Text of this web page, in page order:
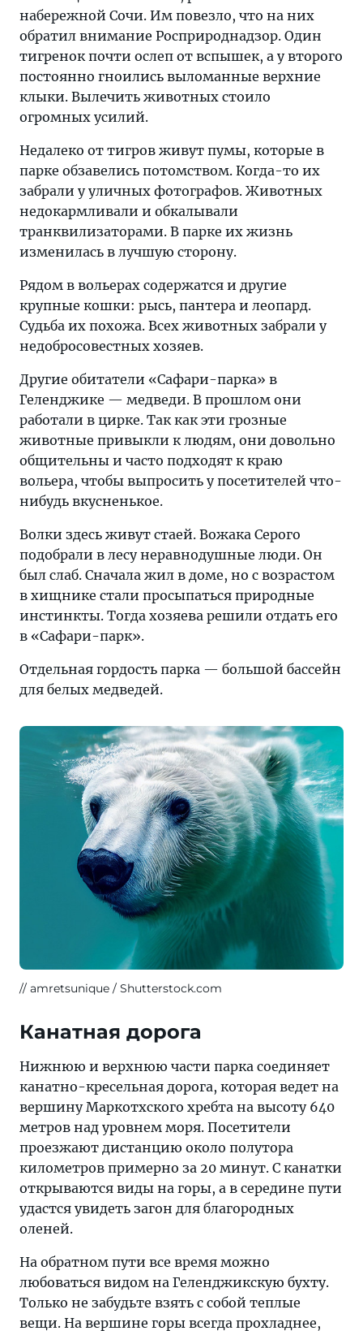
набережной Сочи. Им повезло, что на них
обратил внимание Росприроднадзор. Один
тигренок почти ослеп от вспышек, а у второго
постоянно гноились выломанные верхние
клыки. Вылечить животных стоило
огромных усилий.
Недалеко от тигров живут пумы, которые в
парке обзавелись потомством. Когда-то их
забрали у уличных фотографов. Животных
недокармливали и обкалывали
транквилизаторами. В парке их жизнь
изменилась в лучшую сторону.
Рядом в вольерах содержатся и другие
крупные кошки: рысь, пантера и леопард.
Судьба их похожа. Всех животных забрали у
недобросовестных хозяев.
Другие обитатели «Сафари-парка» в
Геленджике — медведи. В прошлом они
работали в цирке. Так как эти грозные
животные привыкли к людям, они довольно
общительны и часто подходят к краю
вольера, чтобы выпросить у посетителей что-
нибудь вкусненькое.
Волки здесь живут стаей. Вожака Серого
подобрали в лесу неравнодушные люди. Он
был слаб. Сначала жил в доме, но с возрастом
в хищнике стали просыпаться природные
инстинкты. Тогда хозяева решили отдать его
в «Сафари-парк».
Отдельная гордость парка — большой бассейн
для белых медведей.
amretsunique / Shutterstock.com
Канатная дорога
Нижнюю и верхнюю части парка соединяет
канатно-кресельная дорога, которая ведет на
вершину Маркотхского хребта на высоту 640
метров над уровнем моря. Посетители
проезжают дистанцию около полутора
километров примерно за 20 минут. С канатки
открываются виды на горы, а в середине пути
удастся увидеть загон для благородных
оленей.
На обратном пути все время можно
любоваться видом на Геленджикскую бухту.
Только не забудьте взять с собой теплые
вещи. На вершине горы всегда прохладнее,